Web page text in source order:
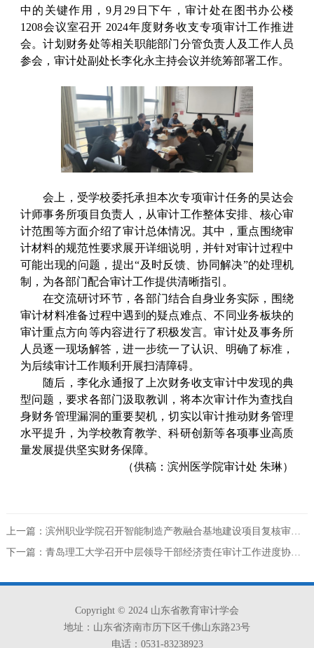
中的关键作用，9月29日下午，审计处在图书办公楼
1208会议室召开 2024年度财务收支专项审计工作推进
会。计划财务处等相关职能部门分管负责人及工作人员
参会，审计处副处长李化永主持会议并统筹部署工作。
会上，受学校委托承担本次专项审计任务的昊达会
计师事务所项目负责人，从审计工作整体安排、核心审
计范围等方面介绍了审计总体情况。其中，重点围绕审
计材料的规范性要求展开详细说明，并针对审计过程中
可能出现的问题，提出“及时反馈、协同解决”的处理机
制，为各部门配合审计工作提供清晰指引。
在交流研讨环节，各部门结合自身业务实际，围绕
审计材料准备过程中遇到的疑点难点、不同业务板块的
审计重点方向等内容进行了积极发言。审计处及事务所
人员逐一现场解答，进一步统一了认识、明确了标准，
为后续审计工作顺利开展扫清障碍。
随后，李化永通报了上次财务收支审计中发现的典
型问题，要求各部门汲取教训，将本次审计作为查找自
身财务管理漏洞的重要契机，切实以审计推动财务管理
水平提升，为学校教育教学、科研创新等各项事业高质
量发展提供坚实财务保障。
（供稿：滨州医学院审计处 朱琳）
下一篇：青岛理工大学召开中层领导干部经济责任审计工作进度协调会
Copyright © 2024 山东省教育审计学会
地址：山东省济南市历下区千佛山东路23号
电话：0531-83238923